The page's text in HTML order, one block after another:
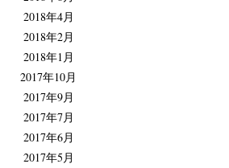
2018年4月
2018年2月
2018年1月
2017年10月
2017年9月
2017年7月
2017年6月
2017年5月